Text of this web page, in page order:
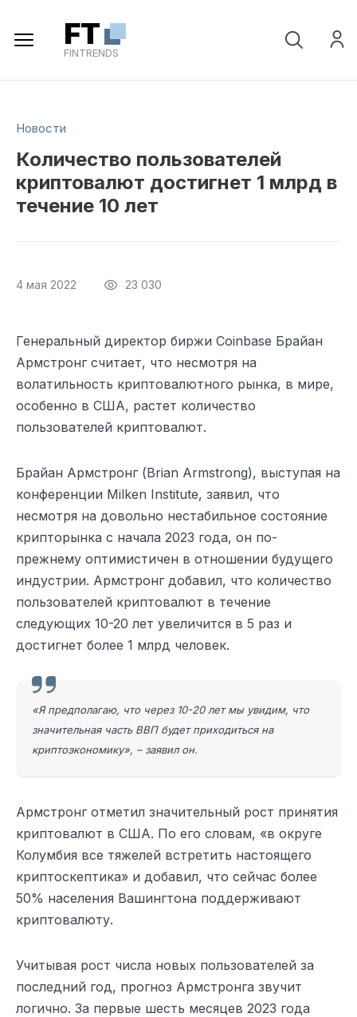
FT
FINTRENDS
Новости
Количество пользователей
криптовалют достигнет 1 млрд в
течение 10 лет
4 мая 2022 23 030
Генеральный директор биржи Coinbase Брайан
Армстронг считает, что несмотря на
волатильность криптовалютного рынка, в мире,
особенно в США, растет количество
пользователей криптовалют.
Брайан Армстронг (Brian Armstrong), выступая на
конференции Milken Institute, заявил, что
несмотря на довольно нестабильное состояние
крипторынка с начала 2023 года, он по-
прежнему оптимистичен в отношении будущего
индустрии. Армстронг добавил, что количество
пользователей криптовалют в течение
следующих 10-20 лет увеличится в 5 раз и
достигнет более 1 млрд человек.
«Я предполагаю, что через 10-20 лет мы увидим, что
значительная часть ВВП будет приходиться на
криптоэкономику», – заявил он.
Армстронг отметил значительный рост принятия
криптовалют в США. По его словам, «в округе
Колумбия все тяжелей встретить настоящего
криптоскептика» и добавил, что сейчас более
50% населения Вашингтона поддерживают
криптовалюту.
Учитывая рост числа новых пользователей за
последний год, прогноз Армстронга звучит
логично. За первые шесть месяцев 2023 года